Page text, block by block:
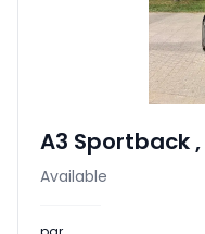
A3 Sportback ,
Available